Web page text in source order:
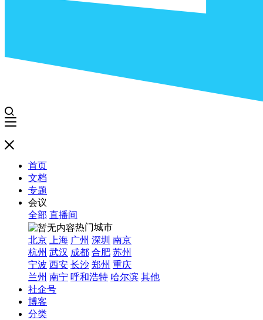
首页
文档
专题
会议
全部 直播间
热门城市
北京
上海 广州 深圳 南京
杭州 武汉 成都 合肥 苏州
宁波 西安 长沙 郑州 重庆
兰州 南宁 呼和浩特 哈尔滨 其他
社企号
博客
分类